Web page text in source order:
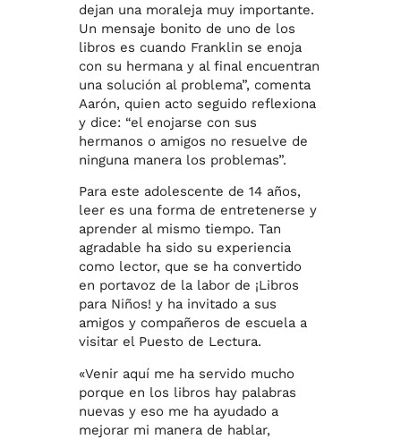
dejan una moraleja muy importante.
Un mensaje bonito de uno de los
libros es cuando Franklin se enoja
con su hermana y al final encuentran
una solución al problema”, comenta
Aarón, quien acto seguido reflexiona
y dice: “el enojarse con sus
hermanos o amigos no resuelve de
ninguna manera los problemas”.
Para este adolescente de 14 años,
leer es una forma de entretenerse y
aprender al mismo tiempo. Tan
agradable ha sido su experiencia
como lector, que se ha convertido
en portavoz de la labor de ¡Libros
para Niños! y ha invitado a sus
amigos y compañeros de escuela a
visitar el Puesto de Lectura.
«Venir aquí me ha servido mucho
porque en los libros hay palabras
nuevas y eso me ha ayudado a
mejorar mi manera de hablar,